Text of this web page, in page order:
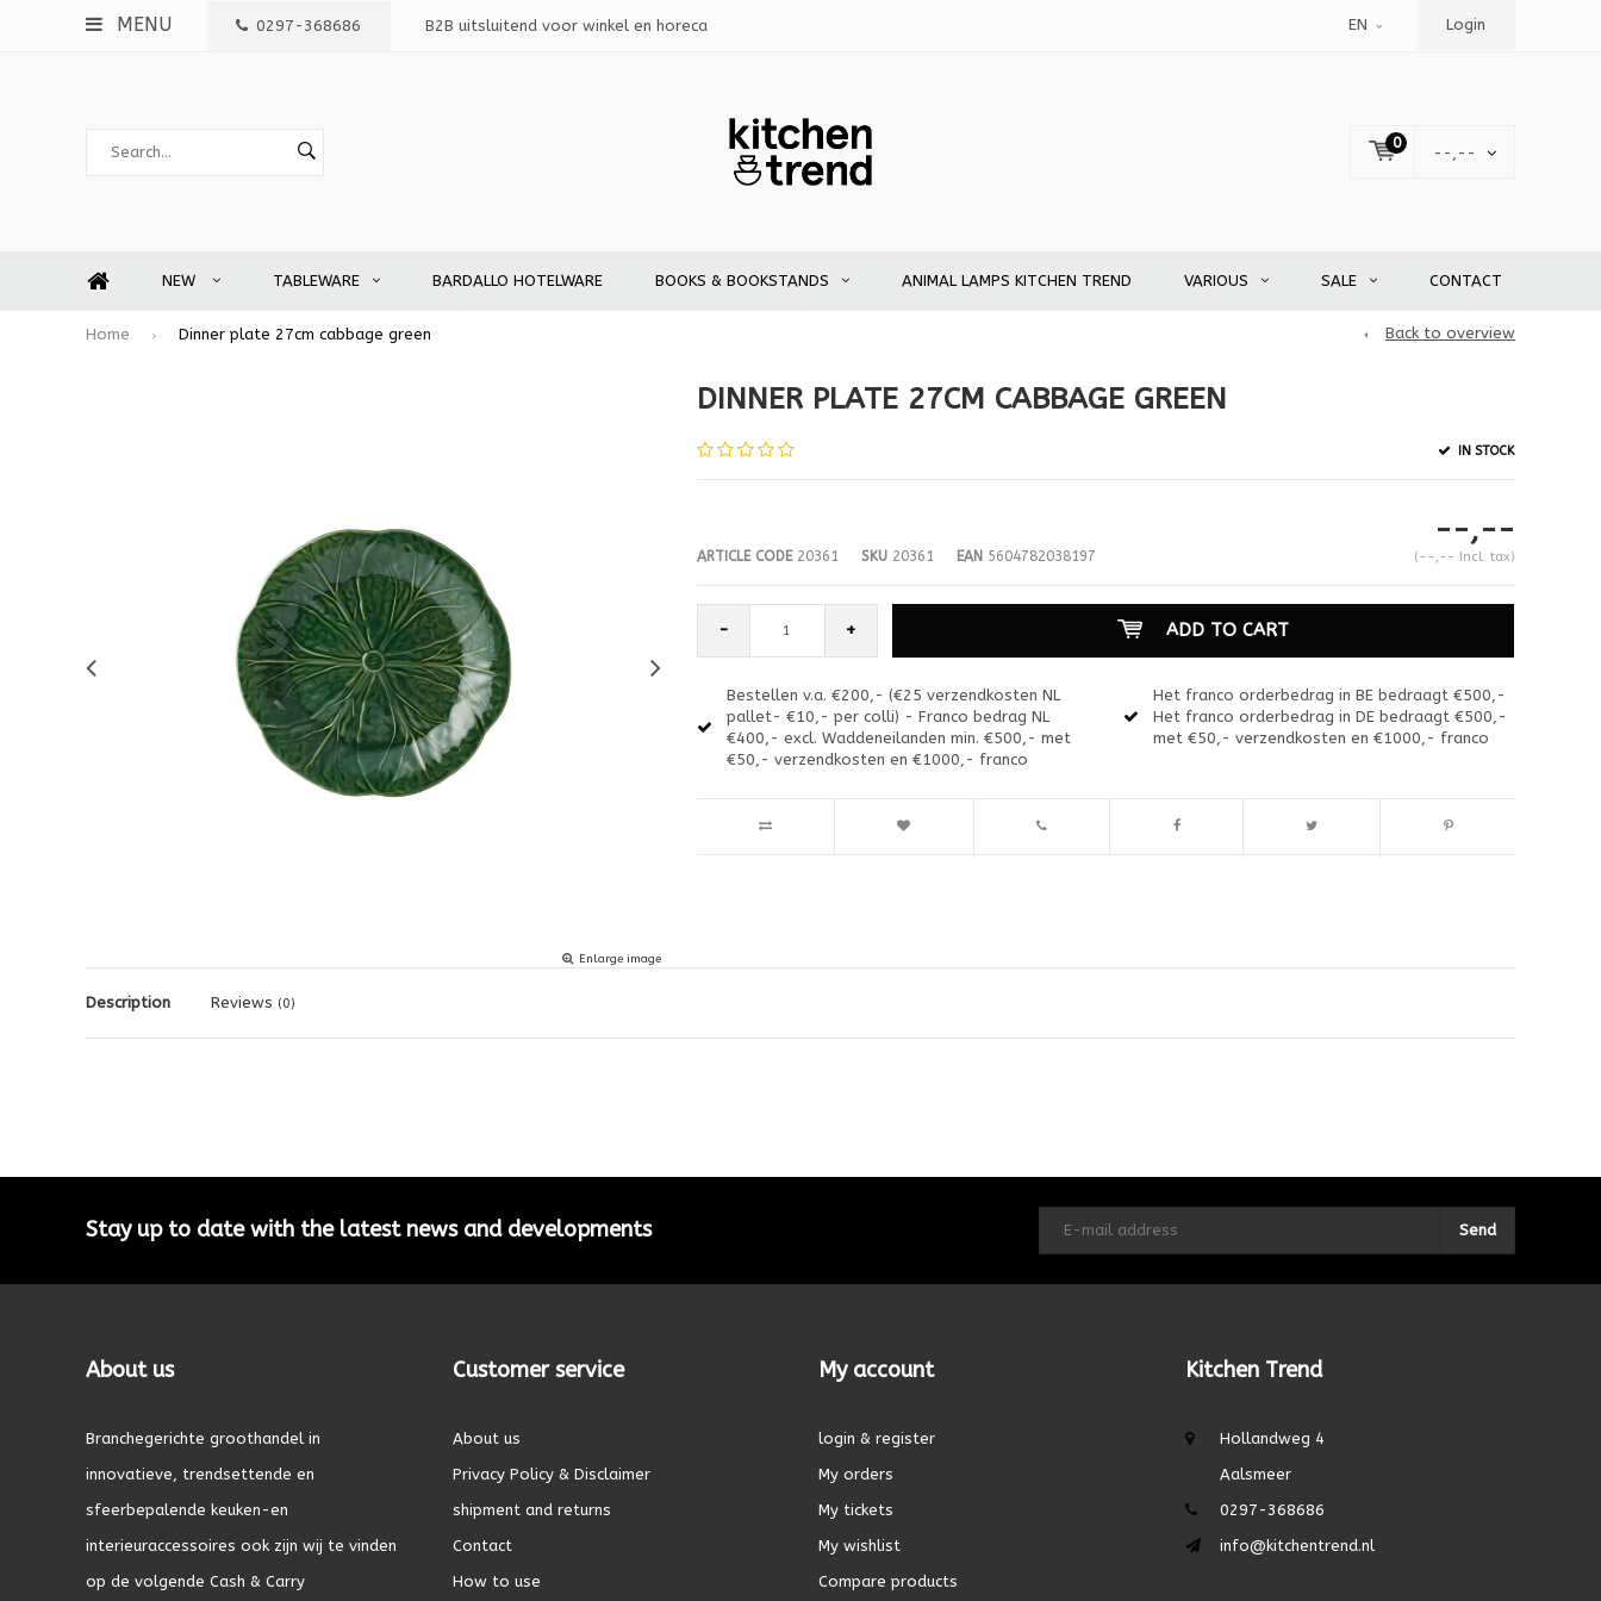
MENU 0297-368686 B2B uitsluitend voor winkel en horeca EN Login
0
--,--
NEW TABLEWARE BARDALLO HOTELWARE BOOKS & BOOKSTANDS ANIMAL LAMPS KITCHEN TREND VARIOUS SALE CONTACT
Home Dinner plate 27cm cabbage green Back to overview
Enlarge image
DINNER PLATE 27CM CABBAGE GREEN
IN STOCK
ARTICLE CODE20361 SKU20361 EAN5604782038197
--,--
(--,-- Incl. tax)
- + ADD TO CART
Bestellen v.a. €200,- (€25 verzendkosten NL
pallet- €10,- per colli) - Franco bedrag NL
€400,- excl. Waddeneilanden min. €500,- met
€50,- verzendkosten en €1000,- franco
Het franco orderbedrag in BE bedraagt €500,-
Het franco orderbedrag in DE bedraagt €500,-
met €50,- verzendkosten en €1000,- franco
Description Reviews (0)
Stay up to date with the latest news and developments Send
About us
Branchegerichte groothandel in
innovatieve, trendsettende en
sfeerbepalende keuken-en
interieuraccessoires ook zijn wij te vinden
op de volgende Cash & Carry
Customer service
About us
Privacy Policy & Disclaimer
shipment and returns
Contact
How to use
My account
login & register
My orders
My tickets
My wishlist
Compare products
Kitchen Trend
Hollandweg 4
Aalsmeer
0297-368686
info@kitchentrend.nl